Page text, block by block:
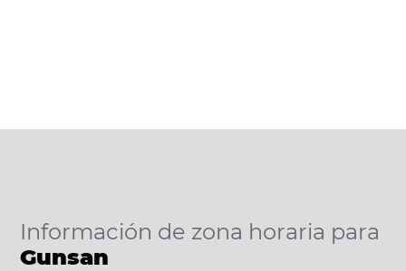
Información de zona horaria para
Gunsan